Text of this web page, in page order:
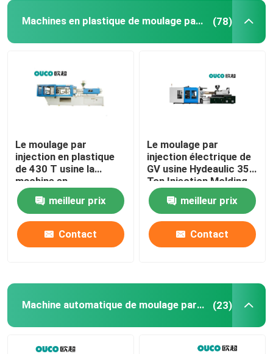
Équipement auxiliaire Machines en plastique de moulage par injection (78)
Le moulage par
injection en plastique
de 430 T usine la
machine en
caoutchouc de
moulage par injection
de seau
meilleur prix
Contact
Le moulage par
injection électrique de
GV usine Hydeaulic 350
Ton Injection Molding
Machine
meilleur prix
Contact
Machine automatique de moulage par injection (23)